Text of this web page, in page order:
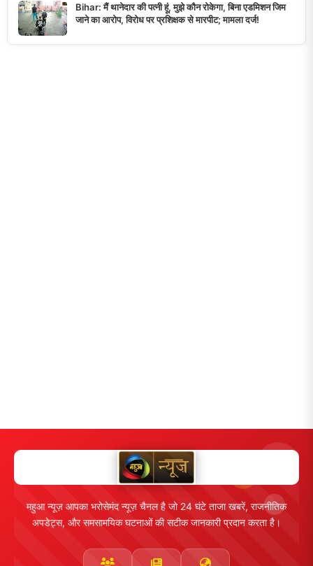
Bihar: मैं थानेदार की पत्नी हूं, मुझे कौन रोकेगा, बिना एडमिशन जिम
जाने का आरोप, विरोध पर प्रशिक्षक से मारपीट; मामला दर्ज!
महुआ न्यूज़ आपका भरोसेमंद न्यूज़ चैनल है जो 24 घंटे ताजा खबरें, राजनीतिक
अपडेट्स, और समसामयिक घटनाओं की सटीक जानकारी प्रदान करता है।